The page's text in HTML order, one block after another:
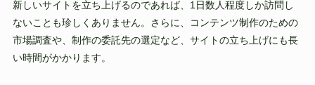
新しいサイトを立ち上げるのであれば、1日数人程度しか訪問し
ないことも珍しくありません。さらに、コンテンツ制作のための
市場調査や、制作の委託先の選定など、サイトの立ち上げにも長
い時間がかかります。